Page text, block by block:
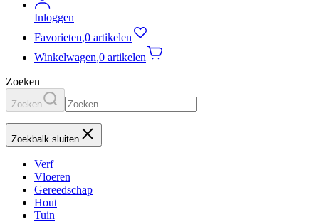
Inloggen
Favorieten,0 artikelen
Winkelwagen,0 artikelen
Zoeken
Zoeken
Zoekbalk sluiten
Verf
Vloeren
Gereedschap
Hout
Tuin